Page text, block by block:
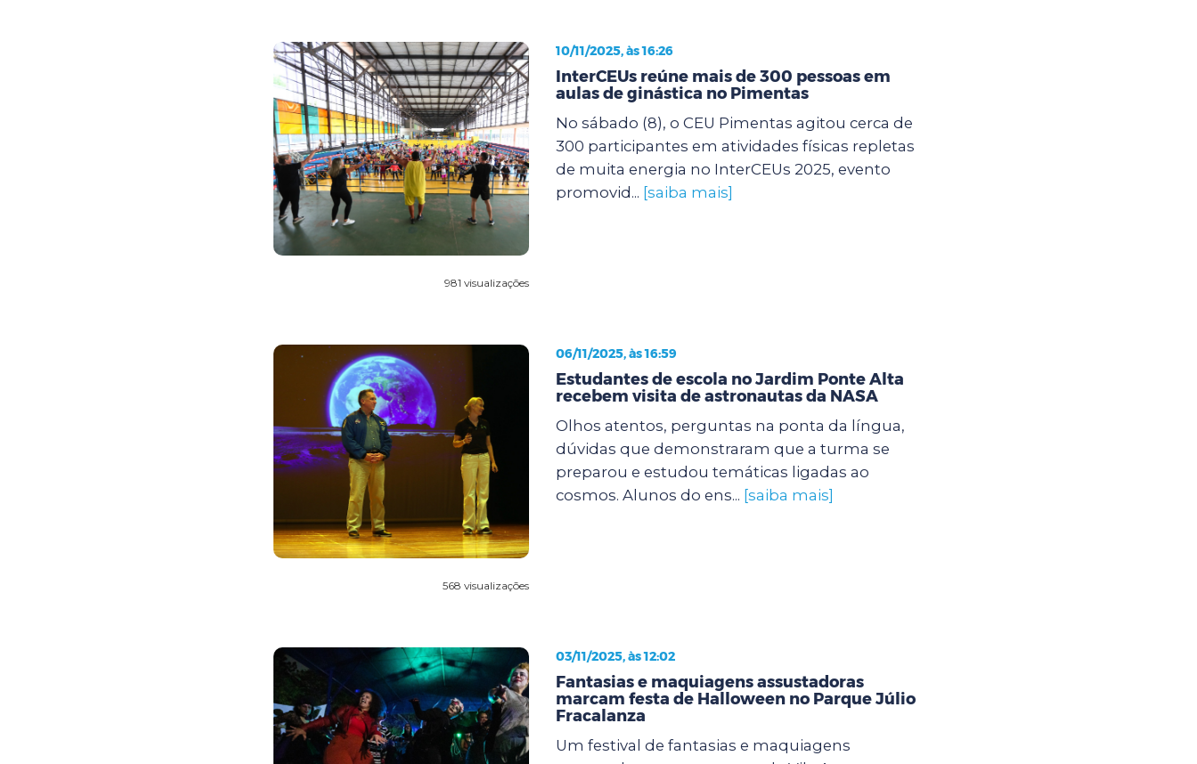
981 visualizações
10/11/2025, às 16:26
InterCEUs reúne mais de 300 pessoas em
aulas de ginástica no Pimentas
No sábado (8), o CEU Pimentas agitou cerca de
300 participantes em atividades físicas repletas
de muita energia no InterCEUs 2025, evento
promovid... [saiba mais]
568 visualizações
06/11/2025, às 16:59
Estudantes de escola no Jardim Ponte Alta
recebem visita de astronautas da NASA
Olhos atentos, perguntas na ponta da língua,
dúvidas que demonstraram que a turma se
preparou e estudou temáticas ligadas ao
cosmos. Alunos do ens... [saiba mais]
03/11/2025, às 12:02
Fantasias e maquiagens assustadoras
marcam festa de Halloween no Parque Júlio
Fracalanza
Um festival de fantasias e maquiagens